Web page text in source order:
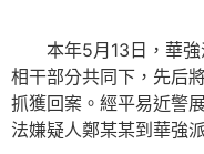
本年5月13日，華強
相干部分共同下，先后
抓獲回案。經平易近警
法嫌疑人鄭某某到華強